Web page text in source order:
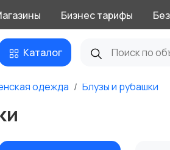
Бизнес тарифы
Каталог
одежда Блузы и рубашки